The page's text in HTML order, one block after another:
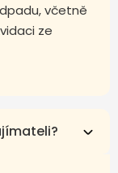
včetně
ze